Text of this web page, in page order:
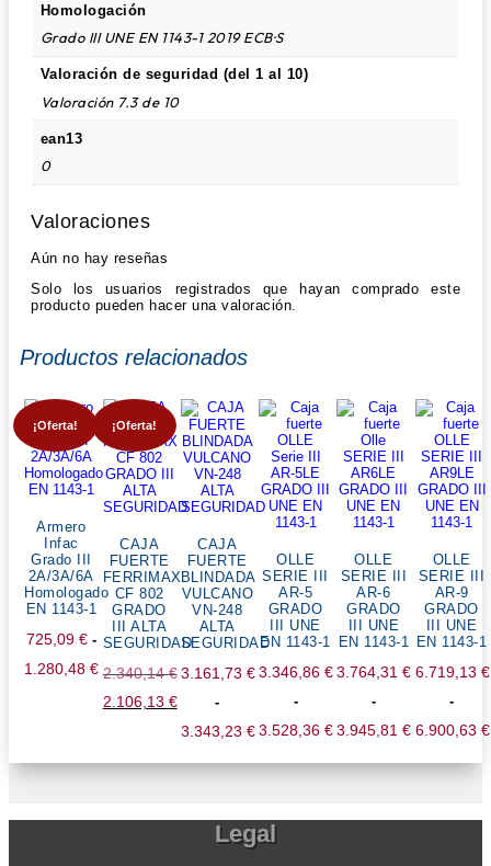
Homologación
Grado III UNE EN 1143-1 2019 ECB·S
Valoración de seguridad (del 1 al 10)
Valoración 7.3 de 10
ean13
0
Valoraciones
Aún no hay reseñas
Solo los usuarios registrados que hayan comprado este
producto pueden hacer una valoración.
Productos relacionados
¡Oferta!
Armero
Infac
Grado III
2A/3A/6A
Homologado
EN 1143-1
725,09 € -
1.280,48€
¡Oferta!
CAJA
FUERTE
FERRIMAX
CF 802
GRADO
III ALTA
SEGURIDAD
2.340,14€
El
2.106,13 €
CAJA
FUERTE
BLINDADA
VULCANO
VN-248
ALTA
SEGURIDAD
3.161,73 €
-
3.343,23 €
desde
OLLE
SERIE III
AR-5
GRADO
III UNE
EN 1143-1
3.346,86€
-
3.528,36€
OLLE
SERIE III
AR-6
GRADO
III UNE
EN 1143-1
3.764,31€
-
3.945,81€
OLLE
SERIE III
AR-9
GRADO
III UNE
EN 1143-1
6.719,13 €
-
6.900,63 €
Legal